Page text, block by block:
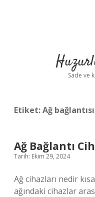
Sade ve
Etiket:Ağ
Ağ Bağlantı
Tarih: Ekim 29, 2024
Ağ cihazları nedir
ağındaki cihazlar